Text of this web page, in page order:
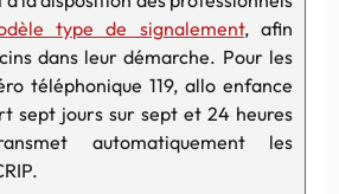
type de signalement, afin
dans leur démarche. Pour les
téléphonique 119, allo enfance
sept jours sur sept et 24 heures
automatiquement les